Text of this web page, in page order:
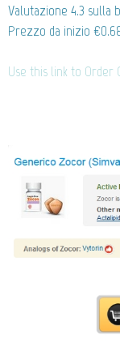
Valutazione 4.3 sulla
Prezzo da inizio
Use this link to Order